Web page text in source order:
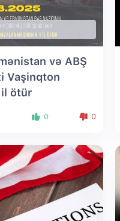
və ABŞ
Vaşinqton
ötür
0 0